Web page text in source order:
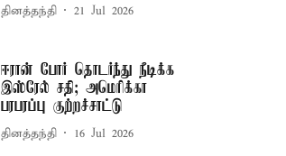
தினத்தந்தி 21 Jul 2026
ஈரான் போர் தொடர்ந்து நீடிக்க
இஸ்ரேல் சதி; அமெரிக்கா
பரபரப்பு குற்றச்சாட்டு
தினத்தந்தி 16 Jul 2026